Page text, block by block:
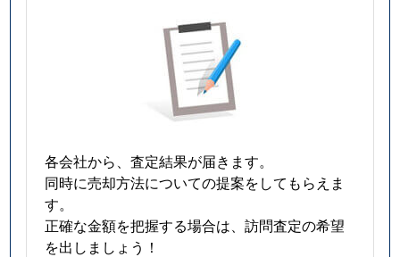
各会社から、査定結果が届きます。
同時に売却方法についての提案をしてもらえま
す。
正確な金額を把握する場合は、訪問査定の希望
を出しましょう！